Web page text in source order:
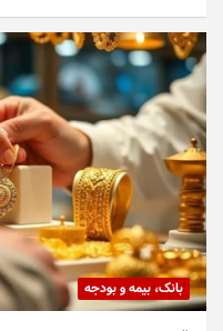
بانک، بیمه و بودجه